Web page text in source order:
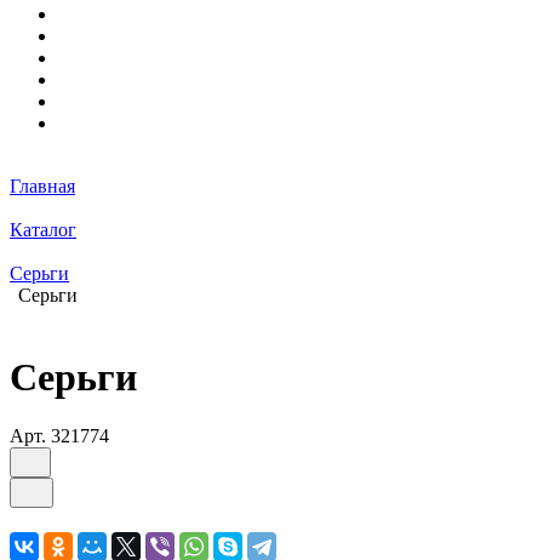
Главная
Каталог
Серьги
Серьги
Серьги
Арт. 321774